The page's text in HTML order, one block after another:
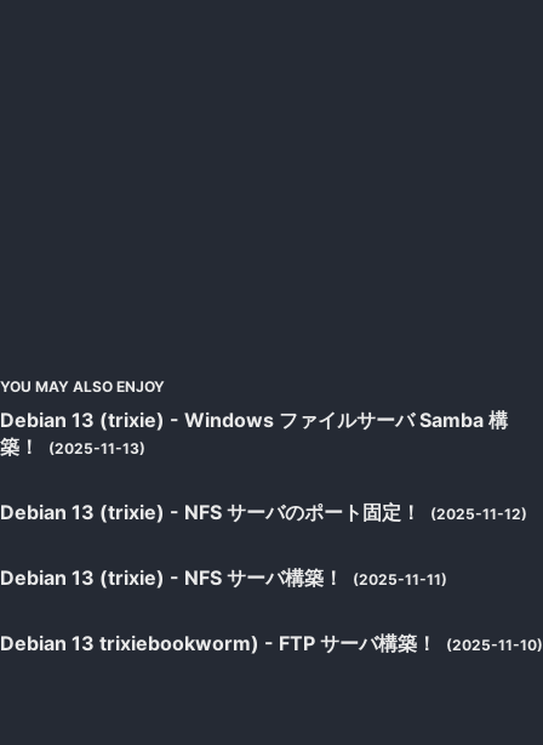
YOU MAY ALSO ENJOY
Debian 13 (trixie) - Windows ファイルサーバ Samba 構
築！
(2025-11-13)
Debian 13 (trixie) - NFS サーバのポート固定！ (2025-11-12)
Debian 13 (trixie) - NFS サーバ構築！ (2025-11-11)
Debian 13 trixiebookworm) - FTP サーバ構築！ (2025-11-10)